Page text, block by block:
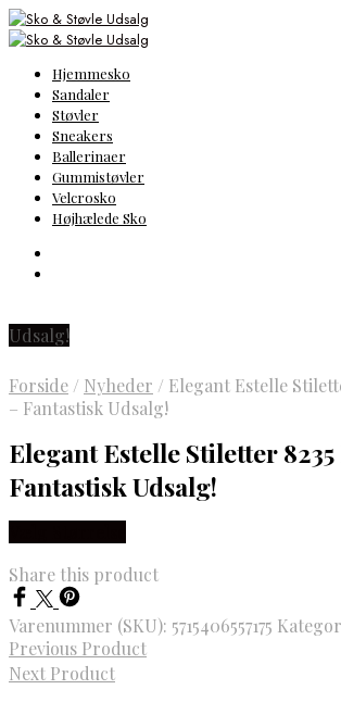
Hjemmesko
Sandaler
Støvler
Sneakers
Ballerinaer
Gummistøvler
Velcrosko
Højhælede Sko
Udsalg!
Forside / Nyheder / Elegant Estelle
– Fantastisk Udsalg!
Elegant Estelle Stiletter
Fantastisk Udsalg!
Share this product
Varenummer (SKU): 5715406557175
Previous Product
Next Product